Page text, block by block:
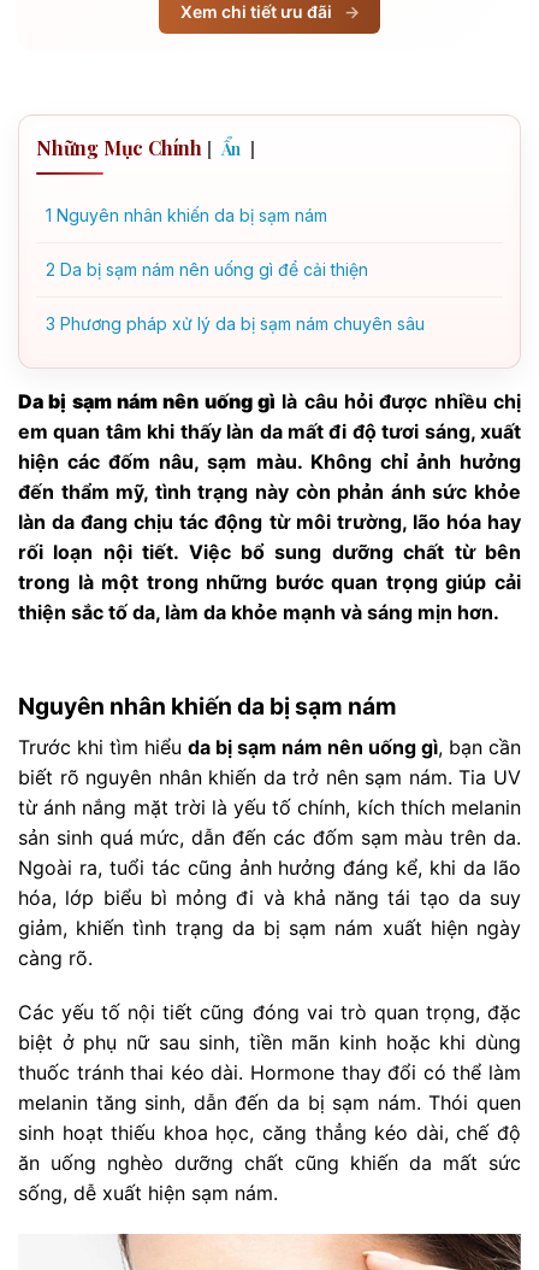
Xem chi tiết ưu đãi →
Những Mục Chính [ Ẩn ]
1 Nguyên nhân khiến da bị sạm nám
2 Da bị sạm nám nên uống gì để cải thiện
3 Phương pháp xử lý da bị sạm nám chuyên sâu
Da bị sạm nám nên uống gì là câu hỏi được nhiều chị
em quan tâm khi thấy làn da mất đi độ tươi sáng, xuất
hiện các đốm nâu, sạm màu. Không chỉ ảnh hưởng
đến thẩm mỹ, tình trạng này còn phản ánh sức khỏe
làn da đang chịu tác động từ môi trường, lão hóa hay
rối loạn nội tiết. Việc bổ sung dưỡng chất từ bên
trong là một trong những bước quan trọng giúp cải
thiện sắc tố da, làm da khỏe mạnh và sáng mịn hơn.
Nguyên nhân khiến da bị sạm nám
Trước khi tìm hiểu da bị sạm nám nên uống gì, bạn cần
biết rõ nguyên nhân khiến da trở nên sạm nám. Tia UV
từ ánh nắng mặt trời là yếu tố chính, kích thích melanin
sản sinh quá mức, dẫn đến các đốm sạm màu trên da.
Ngoài ra, tuổi tác cũng ảnh hưởng đáng kể, khi da lão
hóa, lớp biểu bì mỏng đi và khả năng tái tạo da suy
giảm, khiến tình trạng da bị sạm nám xuất hiện ngày
càng rõ.
Các yếu tố nội tiết cũng đóng vai trò quan trọng, đặc
biệt ở phụ nữ sau sinh, tiền mãn kinh hoặc khi dùng
thuốc tránh thai kéo dài. Hormone thay đổi có thể làm
melanin tăng sinh, dẫn đến da bị sạm nám. Thói quen
sinh hoạt thiếu khoa học, căng thẳng kéo dài, chế độ
ăn uống nghèo dưỡng chất cũng khiến da mất sức
sống, dễ xuất hiện sạm nám.